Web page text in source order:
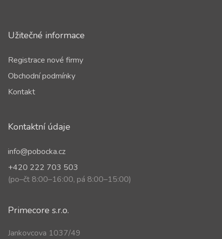
Užitečné informace
Registrace nové firmy
Obchodní podmínky
Kontakt
Kontaktní údaje
info@pobocka.cz
+420 222 703 503
(po–čt 8:00–16:00, pá 8:00–15:00)
Primecore s.r.o.
Jankovcova 1037/49